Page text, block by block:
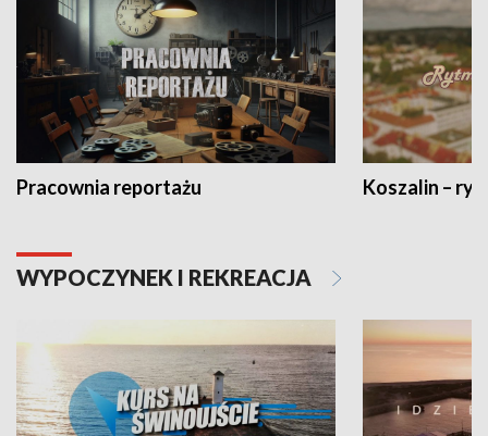
Pracownia reportażu Koszalin –
WYPOCZYNEK I REKREACJA